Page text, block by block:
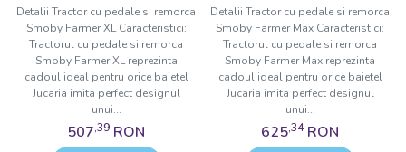
Detalii Tractor cu pedale si remorca
Smoby Farmer XL Caracteristici:
Tractorul cu pedale si remorca
Smoby Farmer XL reprezinta
cadoul ideal pentru orice baietel
Jucaria imita perfect designul
unui...
507,39 RON
Detalii Tractor cu pedale si remorca
Smoby Farmer Max Caracteristici:
Tractorul cu pedale si remorca
Smoby Farmer Max reprezinta
cadoul ideal pentru orice baietel
Jucaria imita perfect designul
unui...
625,34 RON